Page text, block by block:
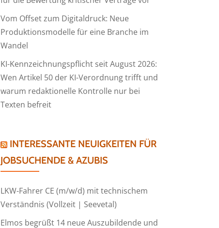
Vom Offset zum Digitaldruck: Neue
Produktionsmodelle für eine Branche im
Wandel
KI-Kennzeichnungspflicht seit August 2026:
Wen Artikel 50 der KI-Verordnung trifft und
warum redaktionelle Kontrolle nur bei
Texten befreit
INTERESSANTE NEUIGKEITEN FÜR
JOBSUCHENDE & AZUBIS
LKW-Fahrer CE (m/w/d) mit technischem
Verständnis (Vollzeit | Seevetal)
Elmos begrüßt 14 neue Auszubildende und